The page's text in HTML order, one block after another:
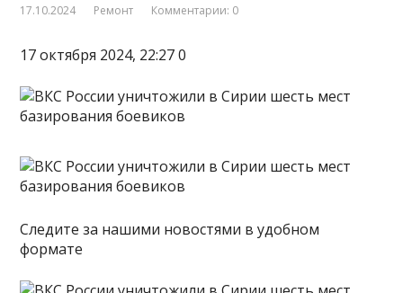
17.10.2024 Ремонт Комментарии: 0
17 октября 2024, 22:27 0
Следите за нашими новостями в удобном
формате